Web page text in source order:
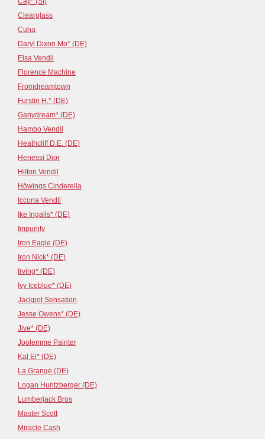
Clearglass
Cuha
Daryl Dixon Mo* (DE)
Elsa Vendil
Florence Machine
Fromdreamtown
Furstin H.* (DE)
Ganydream* (DE)
Hambo Vendil
Heathcliff D.E. (DE)
Henessi Dior
Hilton Vendil
Höwings Cinderella
Iccona Vendil
Ike Ingalls* (DE)
Impunity
Iron Eagle (DE)
Iron Nick* (DE)
Irving* (DE)
Ivy Iceblue* (DE)
Jackpot Sensation
Jesse Owens* (DE)
Jive* (DE)
Joolemme Painter
Kal El* (DE)
La Grange (DE)
Logan Huntzberger (DE)
Lumberjack Bros
Master Scott
Miracle Cash